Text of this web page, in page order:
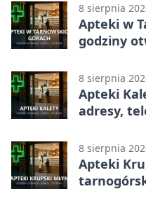
8 sierpnia
Apteki w
godziny
8 sierpnia
Apteki
adresy,
8 sierpnia
Apteki